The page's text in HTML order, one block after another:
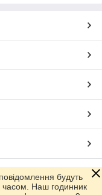
будуть
часом. Наш годинник